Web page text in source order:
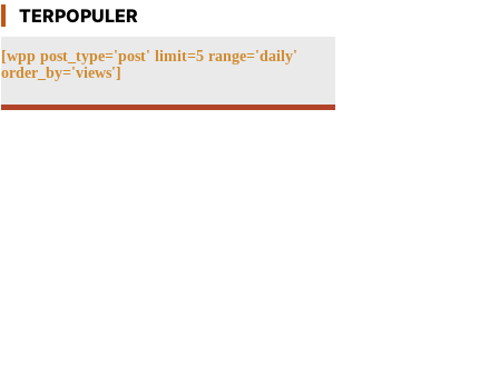
TERPOPULER
[wpp post_type='post' limit=5 range='daily'
order_by='views']